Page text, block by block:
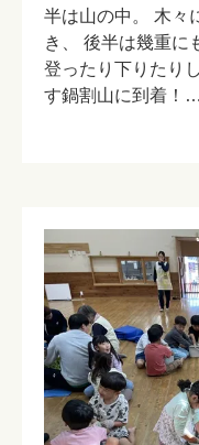
半は山の中。 木々
き、 後半は幾重に
登ったり下りたり
す鍋割山に到着！…